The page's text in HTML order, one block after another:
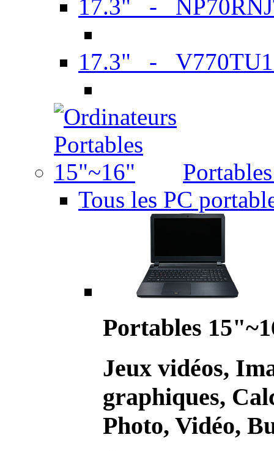
17.3" -
17.3" -
Tous les PC
Portables
Jeux vidéos,
graphiques,
Photo, Vidéo,